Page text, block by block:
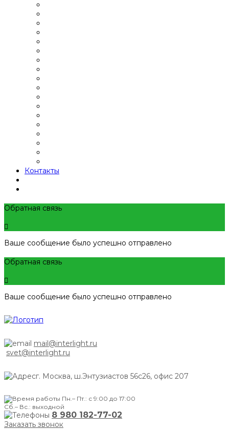
Контакты
Обратная связь
Ваше сообщение было успешно отправлено
Обратная связь
Ваше сообщение было успешно отправлено
mail@interlight.ru
svet@interlight.ru
г. Москва, ш.Энтузиастов 56с26, офис 207
Пн.– Пт.: с 9:00 до 17:00
Сб.– Вс.: выходной
8 980 182-77-02
Заказать звонок